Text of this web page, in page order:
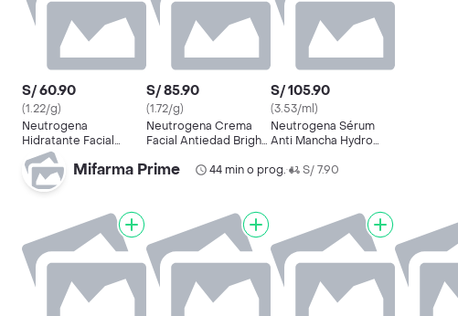
S/ 60.90
(1.22/g)
Neutrogena
Hidratante Facial
Hydro Boost
S/ 85.90
(1.72/g)
Neutrogena Crema
Facial Antiedad Bright
S/ 105.90
(3.53/ml)
Neutrogena Sérum
Anti Mancha Hydro
Mifarma Prime 44 min o prog.• S/ 7.90